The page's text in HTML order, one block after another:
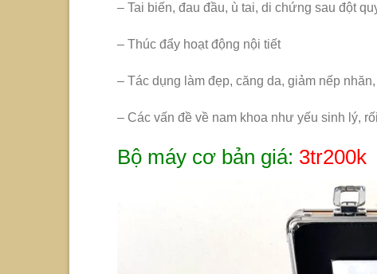
– Tai biến, đau đầu, ù tai, di chứng sau đột
– Thúc đẩy hoạt động nội tiết
– Tác dụng làm đẹp, căng da, giảm nếp
– Các vấn đề về nam khoa như yếu sinh lý,
Bộ máy cơ bản giá: 3tr200k